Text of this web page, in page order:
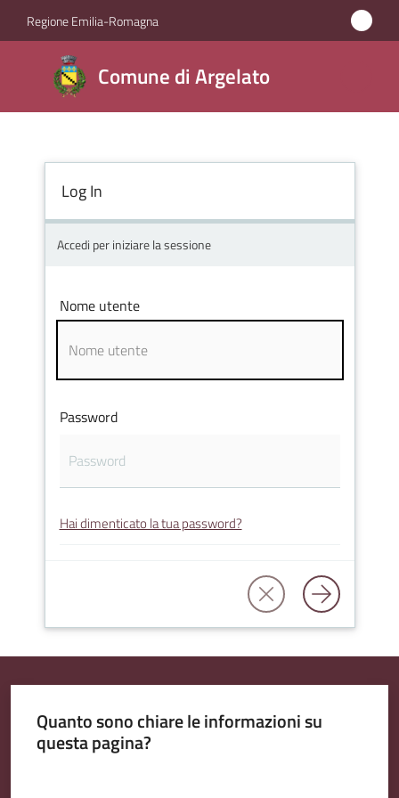
Vai al contenuto
Vai alla navigazione
Vai al footer
Regione Emilia-Romagna
Comune di Argelato
Comune
di
Argelato
Amministrazione
Novità
Servizi
Amministrazione
Seguici
Log In
Accedi per iniziare la sessione
Nome utente
Password
Hai dimenticato la tua password?
Quanto sono chiare le informazioni su
questa pagina?